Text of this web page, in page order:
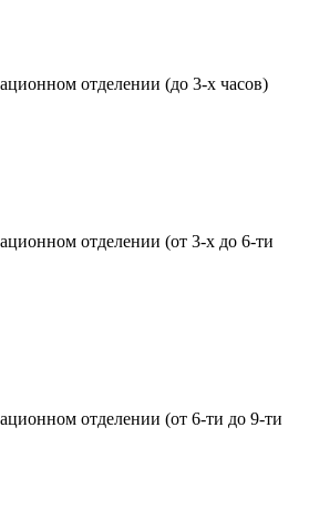
отделении (до 3-х часов)
отделении (от 3-х до 6-ти
отделении (от 6-ти до 9-ти